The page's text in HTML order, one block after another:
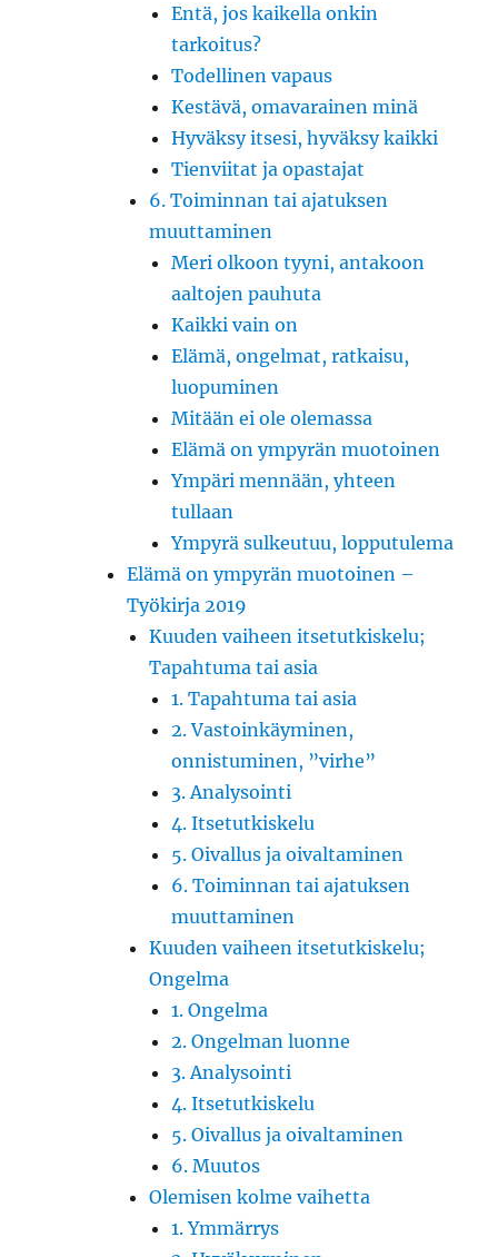
Entä, jos kaikella onkin
tarkoitus?
Todellinen vapaus
Kestävä, omavarainen minä
Hyväksy itsesi, hyväksy kaikki
Tienviitat ja opastajat
6. Toiminnan tai ajatuksen
muuttaminen
Meri olkoon tyyni, antakoon
aaltojen pauhuta
Kaikki vain on
Elämä, ongelmat, ratkaisu,
luopuminen
Mitään ei ole olemassa
Elämä on ympyrän muotoinen
Ympäri mennään, yhteen
tullaan
Ympyrä sulkeutuu, lopputulema
Elämä on ympyrän muotoinen –
Työkirja 2019
Kuuden vaiheen itsetutkiskelu;
Tapahtuma tai asia
1. Tapahtuma tai asia
2. Vastoinkäyminen,
onnistuminen, ”virhe”
3. Analysointi
4. Itsetutkiskelu
5. Oivallus ja oivaltaminen
6. Toiminnan tai ajatuksen
muuttaminen
Kuuden vaiheen itsetutkiskelu;
Ongelma
1. Ongelma
2. Ongelman luonne
3. Analysointi
4. Itsetutkiskelu
5. Oivallus ja oivaltaminen
6. Muutos
Olemisen kolme vaihetta
1. Ymmärrys